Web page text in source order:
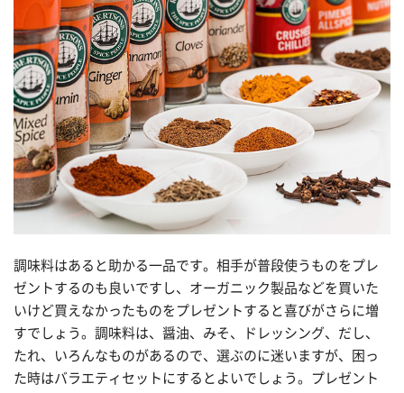
調味料はあると助かる一品です。相手が普段使うものをプレ
ゼントするのも良いですし、オーガニック製品などを買いた
いけど買えなかったものをプレゼントすると喜びがさらに増
すでしょう。調味料は、醤油、みそ、ドレッシング、だし、
たれ、いろんなものがあるので、選ぶのに迷いますが、困っ
た時はバラエティセットにするとよいでしょう。プレゼント